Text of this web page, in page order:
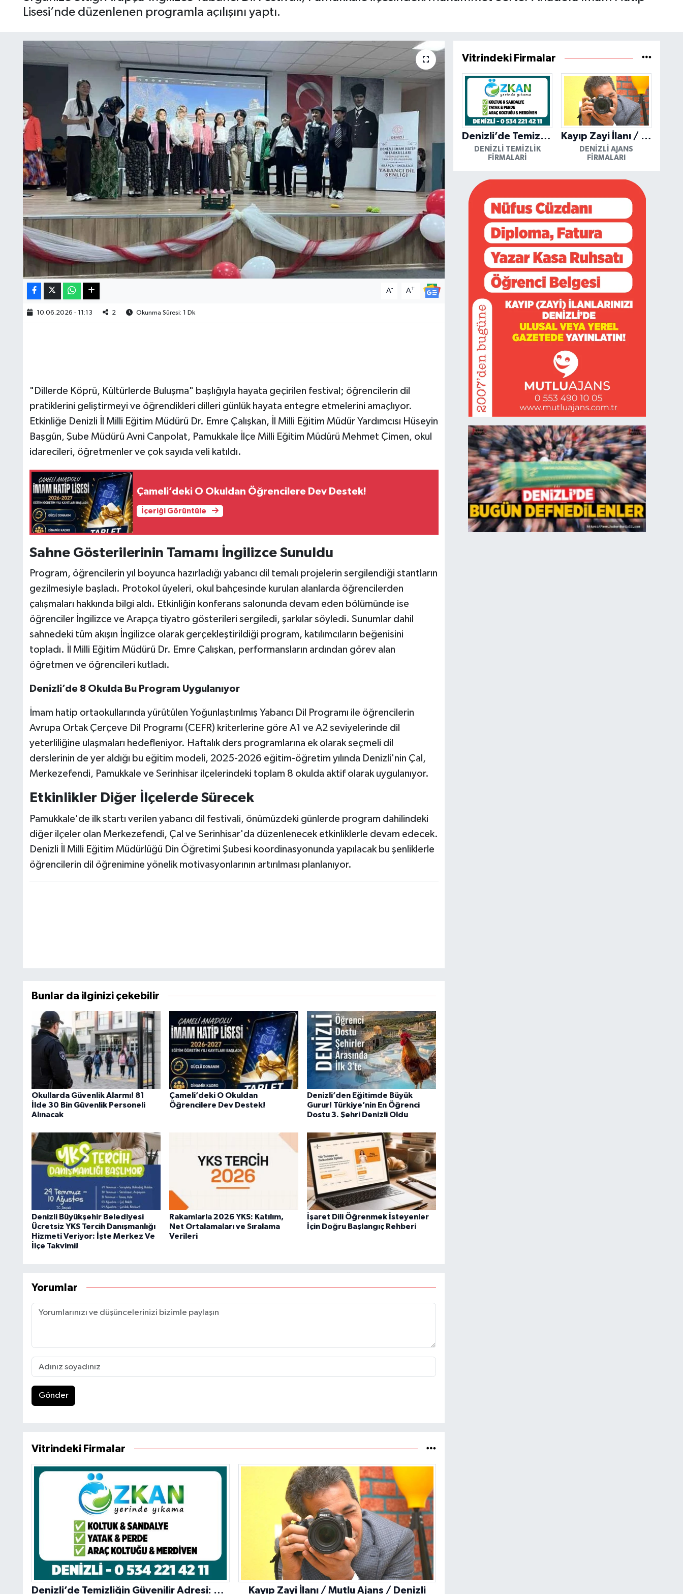
Lisesi’nde düzenlenen programla açılışını yaptı.
A- A+
10.06.2026 - 11:13 2 Okunma Süresi: 1 Dk
"Dillerde Köprü, Kültürlerde Buluşma" başlığıyla hayata geçirilen festival; öğrencilerin dil
pratiklerini geliştirmeyi ve öğrendikleri dilleri günlük hayata entegre etmelerini amaçlıyor.
Etkinliğe Denizli İl Milli Eğitim Müdürü Dr. Emre Çalışkan, İl Milli Eğitim Müdür Yardımcısı Hüseyin
Başgün, Şube Müdürü Avni Canpolat, Pamukkale İlçe Milli Eğitim Müdürü Mehmet Çimen, okul
idarecileri, öğretmenler ve çok sayıda veli katıldı.
Çameli’deki O Okuldan Öğrencilere Dev Destek!
İçeriği Görüntüle
Sahne Gösterilerinin Tamamı İngilizce Sunuldu
Program, öğrencilerin yıl boyunca hazırladığı yabancı dil temalı projelerin sergilendiği stantların
gezilmesiyle başladı. Protokol üyeleri, okul bahçesinde kurulan alanlarda öğrencilerden
çalışmaları hakkında bilgi aldı. Etkinliğin konferans salonunda devam eden bölümünde ise
öğrenciler İngilizce ve Arapça tiyatro gösterileri sergiledi, şarkılar söyledi. Sunumlar dahil
sahnedeki tüm akışın İngilizce olarak gerçekleştirildiği program, katılımcıların beğenisini
topladı. İl Milli Eğitim Müdürü Dr. Emre Çalışkan, performansların ardından görev alan
öğretmen ve öğrencileri kutladı.
Denizli’de 8 Okulda Bu Program Uygulanıyor
İmam hatip ortaokullarında yürütülen Yoğunlaştırılmış Yabancı Dil Programı ile öğrencilerin
Avrupa Ortak Çerçeve Dil Programı (CEFR) kriterlerine göre A1 ve A2 seviyelerinde dil
yeterliliğine ulaşmaları hedefleniyor. Haftalık ders programlarına ek olarak seçmeli dil
derslerinin de yer aldığı bu eğitim modeli, 2025-2026 eğitim-öğretim yılında Denizli'nin Çal,
Merkezefendi, Pamukkale ve Serinhisar ilçelerindeki toplam 8 okulda aktif olarak uygulanıyor.
Etkinlikler Diğer İlçelerde Sürecek
Pamukkale'de ilk startı verilen yabancı dil festivali, önümüzdeki günlerde program dahilindeki
diğer ilçeler olan Merkezefendi, Çal ve Serinhisar'da düzenlenecek etkinliklerle devam edecek.
Denizli İl Milli Eğitim Müdürlüğü Din Öğretimi Şubesi koordinasyonunda yapılacak bu şenliklerle
öğrencilerin dil öğrenimine yönelik motivasyonlarının artırılması planlanıyor.
Bunlar da ilginizi çekebilir
Okullarda Güvenlik Alarmı! 81
İlde 30 Bin Güvenlik Personeli
Alınacak
Çameli’deki O Okuldan
Öğrencilere Dev Destek!
Denizli’den Eğitimde Büyük
Gurur! Türkiye’nin En Öğrenci
Dostu 3. Şehri Denizli Oldu
Denizli Büyükşehir Belediyesi
Ücretsiz YKS Tercih Danışmanlığı
Hizmeti Veriyor: İşte Merkez Ve
İlçe Takvimi!
Rakamlarla 2026 YKS: Katılım,
Net Ortalamaları ve Sıralama
Verileri
İşaret Dili Öğrenmek İsteyenler
İçin Doğru Başlangıç Rehberi
Yorumlar
Gönder
Vitrindeki Firmalar
Denizli’de Temizliğin Güvenilir Adresi: Özkan Yerinde Yıkama Kayıp Zayi İlanı / Mutlu Ajans / Denizli
Vitrindeki Firmalar
Denizli’de Temizliğin Güvenilir Adresi: Özkan Yerinde Yıkama
DENIZLI TEMIZLIK
FIRMALARI
Kayıp Zayi İlanı / Mutlu Ajans / Denizli
DENIZLI AJANS
FIRMALARI